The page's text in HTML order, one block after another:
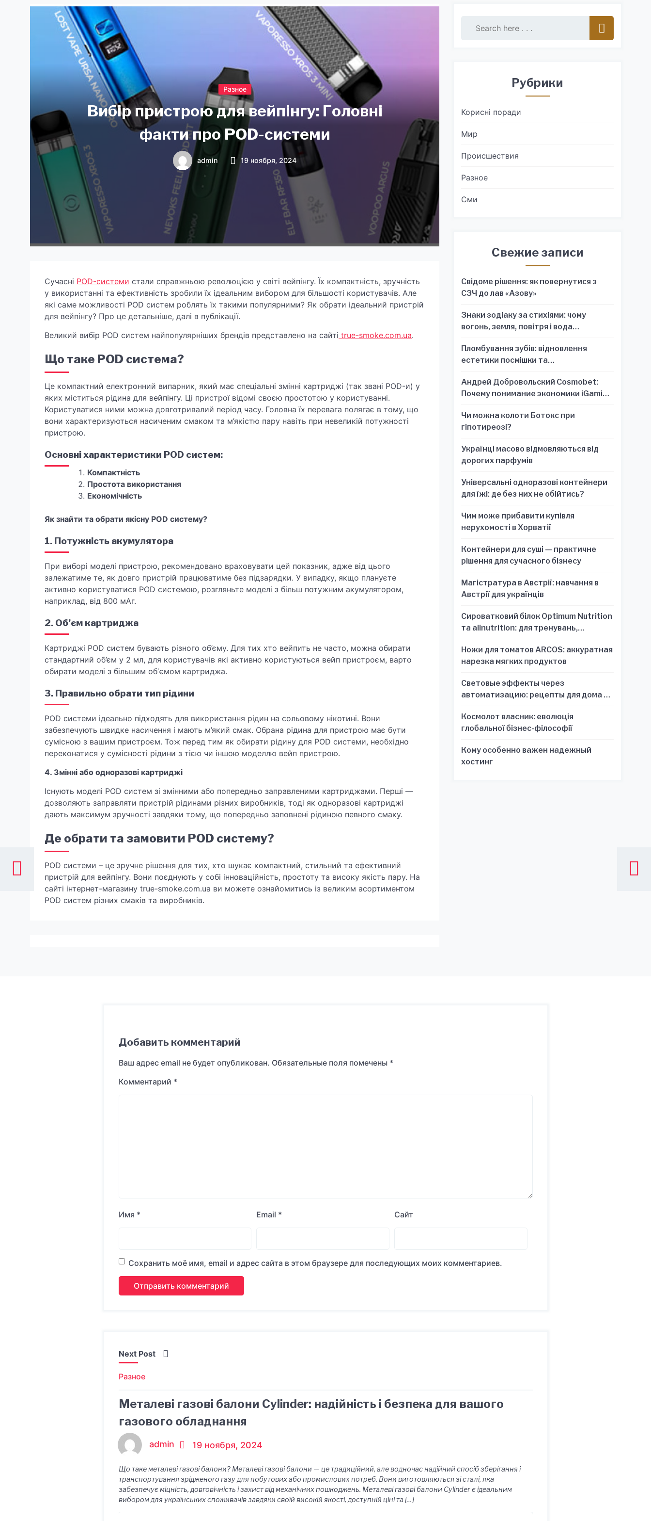
Разное
Вибір пристрою для вейпінгу: Головні
факти про POD-системи
admin 19 ноября, 2024
Сучасні POD-системи стали справжньою революцією у світі вейпінгу. Їх компактність, зручність
у використанні та ефективність зробили їх ідеальним вибором для більшості користувачів. Але
які саме можливості POD систем роблять їх такими популярними? Як обрати ідеальний пристрій
для вейпінгу? Про це детальніше, далі в публікації.
Великий вибір POD систем найпопулярніших брендів представлено на сайті true-smoke.com.ua.
Що таке POD система?
Це компактний електронний випарник, який має спеціальні змінні картриджі (так звані POD-и) у
яких міститься рідина для вейпінгу. Ці пристрої відомі своєю простотою у користуванні.
Користуватися ними можна довготривалий період часу. Головна їх перевага полягає в тому, що
вони характеризуються насиченим смаком та м’якістю пару навіть при невеликій потужності
пристрою.
Основні характеристики POD систем:
Компактність
Простота використання
Економічність
Як знайти та обрати якісну POD систему?
1. Потужність акумулятора
При виборі моделі пристрою, рекомендовано враховувати цей показник, адже від цього
залежатиме те, як довго пристрій працюватиме без підзарядки. У випадку, якщо плануєте
активно користуватися POD системою, розгляньте моделі з більш потужним акумулятором,
наприклад, від 800 мАг.
2. Об’єм картриджа
Картриджі POD систем бувають різного об’єму. Для тих хто вейпить не часто, можна обирати
стандартний об’єм у 2 мл, для користувачів які активно користуються вейп пристроєм, варто
обирати моделі з більшим обʼємом картриджа.
3. Правильно обрати тип рідини
POD системи ідеально підходять для використання рідин на сольовому нікотині. Вони
забезпечують швидке насичення і мають м’який смак. Обрана рідина для пристрою має бути
сумісною з вашим пристроєм. Тож перед тим як обирати рідину для POD системи, необхідно
переконатися у сумісності рідини з тією чи іншою моделлю вейп пристрою.
4. Змінні або одноразові картриджі
Існують моделі POD систем зі змінними або попередньо заправленими картриджами. Перші —
дозволяють заправляти пристрій рідинами різних виробників, тоді як одноразові картриджі
дають максимум зручності завдяки тому, що попередньо заповнені рідиною певного смаку.
Де обрати та замовити POD систему?
POD системи – це зручне рішення для тих, хто шукає компактний, стильний та ефективний
пристрій для вейпінгу. Вони поєднують у собі інноваційність, простоту та високу якість пару. На
сайті інтернет-магазину true-smoke.com.ua ви можете ознайомитись із великим асортиментом
POD систем різних смаків та виробників.
Рубрики
Корисні поради
Мир
Происшествия
Разное
Сми
Свежие записи
Свідоме рішення: як повернутися з
СЗЧ до лав «Азову»
Знаки зодіаку за стихіями: чому
вогонь, земля, повітря і вода
знак
Пломбування зубів: відновлення
естетики посмішки та
Андрей Добровольский Cosmobet:
Почему понимание экономики iGaming
решений
Чи можна колоти Ботокс при
гіпотиреозі?
Українці масово відмовляються від
дорогих парфумів
Універсальні одноразові контейнери
для їжі: де без них не обійтись?
Чим може прибавити купівля
нерухомості в Хорватії
Контейнери для суші — практичне
рішення для сучасного бізнесу
Магістратура в Австрії: навчання в
Австрії для українців
Сироватковий білок Optimum Nutrition
та allnutrition: для тренувань,
Ножи для томатов ARCOS: аккуратная
нарезка мягких продуктов
Световые эффекты через
автоматизацию: рецепты для дома и
Космолот власник: еволюція
глобальної бізнес-філософії
Кому особенно важен надежный
хостинг
Добавить комментарий
Ваш адрес email не будет опубликован. Обязательные поля помечены *
Комментарий *
Имя * Email * Сайт
Сохранить моё имя, email и адрес сайта в этом браузере для последующих моих комментариев.
Next Post
Разное
Металеві газові балони Cylinder: надійність і безпека для вашого
газового обладнання
admin 19 ноября, 2024
Що таке металеві газові балони? Металеві газові балони — це традиційний, але водночас надійний спосіб зберігання і
транспортування зрідженого газу для побутових або промислових потреб. Вони виготовляються зі сталі, яка
забезпечує міцність, довговічність і захист від механічних пошкоджень. Металеві газові балони Cylinder є ідеальним
вибором для українських споживачів завдяки своїй високій якості, доступній ціні та […]